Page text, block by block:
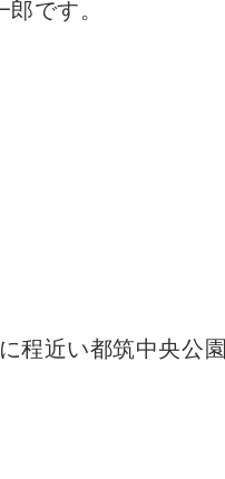
です。
程近い都筑中央公園